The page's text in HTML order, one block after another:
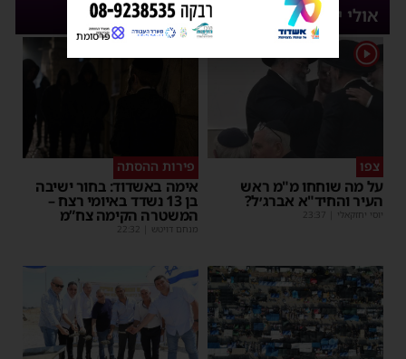
אולי יעניין אותך
1
צפו
על מה שוחחו מ"מ ראש
העיר והחיד"א אברג׳ל?
יוסי יחזקאלי 23:37
פירות ההסתה
אימה באשדוד: בחור ישיבה
בן 13 נשדד באיומי רצח –
המשטרה הקימה צח”מ
מנחם דויטש 22:32
פרסומת